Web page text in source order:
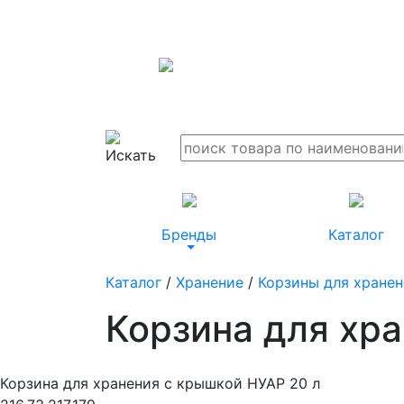
Бренды Каталог
Каталог / Хранение / Корзины для
Корзина для
Корзина для хранения с крышкой НУАР 20 л